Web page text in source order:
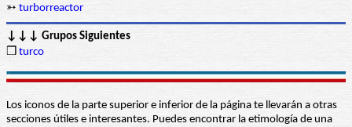
➳ turborreactor
↓↓↓ Grupos Siguientes
❒ turco
Los iconos de la parte superior e inferior de la página te llevarán a otras
secciones útiles e interesantes. Puedes encontrar la etimología de una